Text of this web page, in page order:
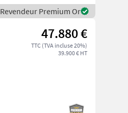
Revendeur Premium Or
47.880 €
TTC (TVA incluse 20%)
39.900 € HT